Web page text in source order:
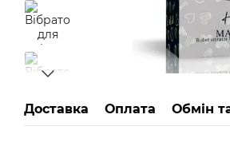
Доставка Оплата Обмін